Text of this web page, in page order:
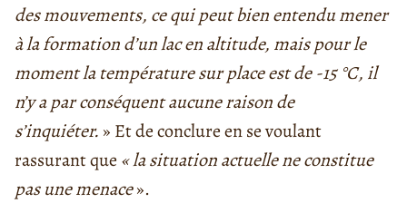
des mouvements, ce qui peut bien entendu mener
à la formation d’un lac en altitude, mais pour le
moment la température sur place est de -15 °C, il
n’y a par conséquent aucune raison de
s’inquiéter. » Et de conclure en se voulant
rassurant que « la situation actuelle ne constitue
pas une menace».